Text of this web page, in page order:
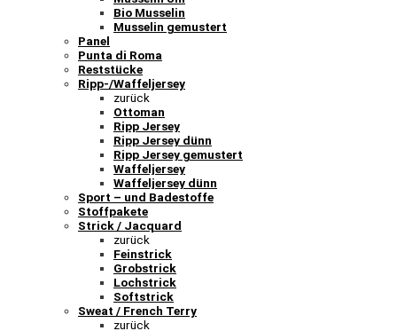
Bio Musselin
Musselin gemustert
Panel
Punta di Roma
Reststücke
Ripp-/Waffeljersey
zurück
Ottoman
Ripp Jersey
Ripp Jersey dünn
Ripp Jersey gemustert
Waffeljersey
Waffeljersey dünn
Sport – und Badestoffe
Stoffpakete
Strick / Jacquard
zurück
Feinstrick
Grobstrick
Lochstrick
Softstrick
Sweat / French Terry
zurück